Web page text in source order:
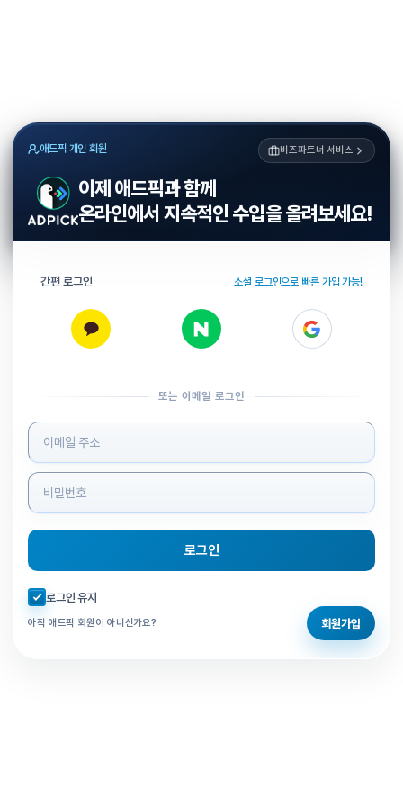
애드픽 개인 회원 비즈파트너 서비스
이제 애드픽과 함께
온라인에서 지속적인 수입을 올려보세요!
간편 로그인 소셜 로그인으로 빠른 가입 가능!
또는 이메일 로그인
로그인 정보 입력
로그인
자동로그인 체크
로그인 유지
아직 애드픽 회원이 아니신가요? 회원가입